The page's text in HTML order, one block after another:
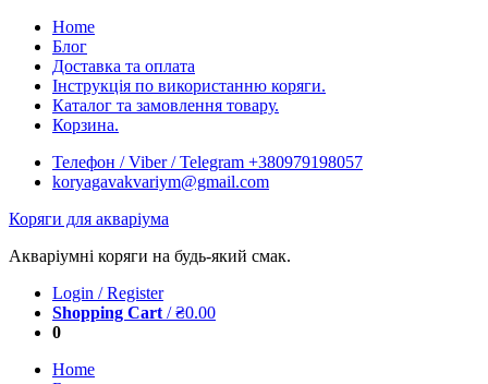
Skip
content
Home
Блог
Доставка та оплата
Інструкція по використанню коряги.
Каталог та замовлення товару.
Корзина.
Телефон / Viber / Telegram +380979198057
koryagavakvariym@gmail.com
Коряги для акваріума
Акваріумні коряги на будь-який смак.
Login / Register
Shopping Cart /₴0.00
0
Home